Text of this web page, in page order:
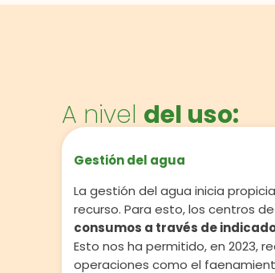
A nivel del uso:
Gestión del agua
La gestión del agua inicia
recurso. Para esto, los centros
consumos a través de
Esto nos ha permitido, en 2023,
operaciones como el